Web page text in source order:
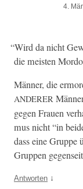
4.
“Wird da nicht
die meis­ten
Män­ner, die
ANDERER
gegen Frauen
mus nicht “in
dass eine Gruppe
Grup­pen
Antworten ↓